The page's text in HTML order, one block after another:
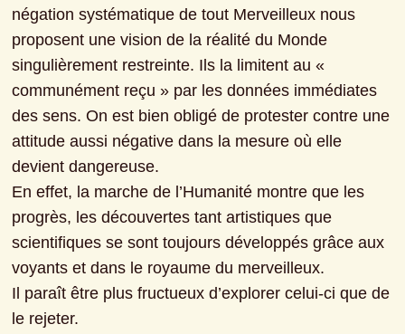
négation systématique de tout Merveilleux nous
proposent une vision de la réalité du Monde
singulièrement restreinte. Ils la limitent au «
communément reçu » par les données immédiates
des sens. On est bien obligé de protester contre une
attitude aussi négative dans la mesure où elle
devient dangereuse.
En effet, la marche de l’Humanité montre que les
progrès, les découvertes tant artistiques que
scientifiques se sont toujours développés grâce aux
voyants et dans le royaume du merveilleux.
Il paraît être plus fructueux d’explorer celui-ci que de
le rejeter.